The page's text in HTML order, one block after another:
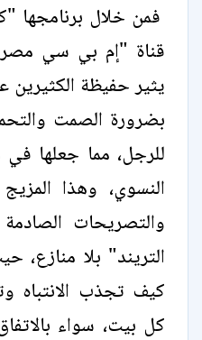
فمن خلال برنامجها
قناة "إم بي سي
يثير حفيظة الكثيرين
بضرورة الصمت
للرجل، مما جعلها في
النسوي، وهذا المزيج
والتصريحات
التريند" بلا
كيف تجذب الانتباه
كل بيت، سواء